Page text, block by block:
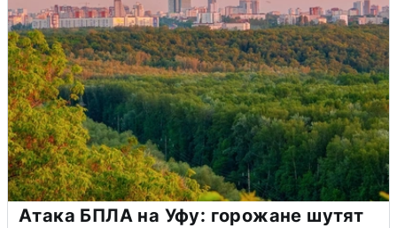
Атака БПЛА на Уфу: горожане шутят